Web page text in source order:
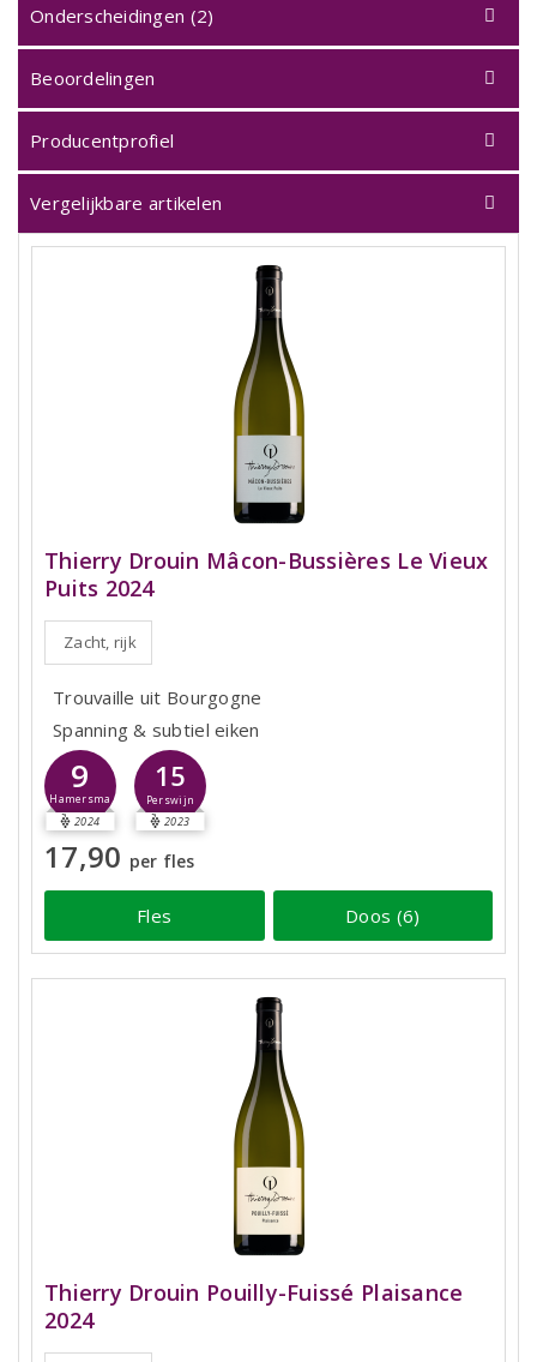
Onderscheidingen (2)
Beoordelingen
Producentprofiel
Vergelijkbare artikelen
Thierry Drouin Mâcon-Bussières Le Vieux
Puits 2024
Zacht, rijk
Trouvaille uit Bourgogne
Spanning & subtiel eiken
9
Hamersma
2024
15
Perswijn
2023
17,90 per fles
Fles Doos (6)
Thierry Drouin Pouilly-Fuissé Plaisance
2024